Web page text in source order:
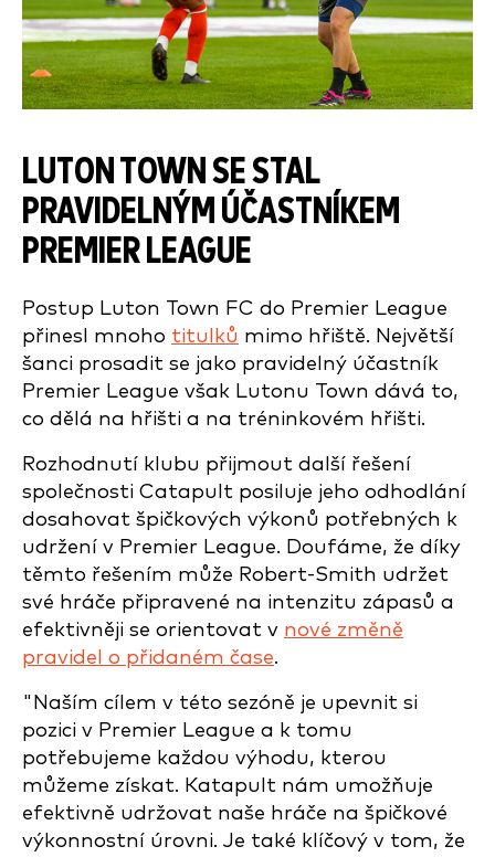
LUTON TOWN SE STAL
PRAVIDELNÝM ÚČASTNÍKEM
PREMIER LEAGUE
Postup Luton Town FC do Premier League
přinesl mnoho titulků mimo hřiště. Největší
šanci prosadit se jako pravidelný účastník
Premier League však Lutonu Town dává to,
co dělá na hřišti a na tréninkovém hřišti.
Rozhodnutí klubu přijmout další řešení
společnosti Catapult posiluje jeho odhodlání
dosahovat špičkových výkonů potřebných k
udržení v Premier League. Doufáme, že díky
těmto řešením může Robert-Smith udržet
své hráče připravené na intenzitu zápasů a
efektivněji se orientovat v nové změně
pravidel o přidaném čase.
"Naším cílem v této sezóně je upevnit si
pozici v Premier League a k tomu
potřebujeme každou výhodu, kterou
můžeme získat. Katapult nám umožňuje
efektivně udržovat naše hráče na špičkové
výkonnostní úrovni. Je také klíčový v tom, že